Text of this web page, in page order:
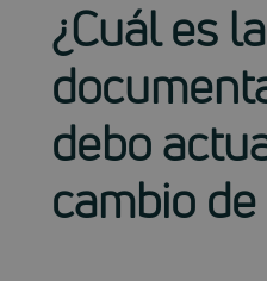
¿Cuál es la
debo
cambio